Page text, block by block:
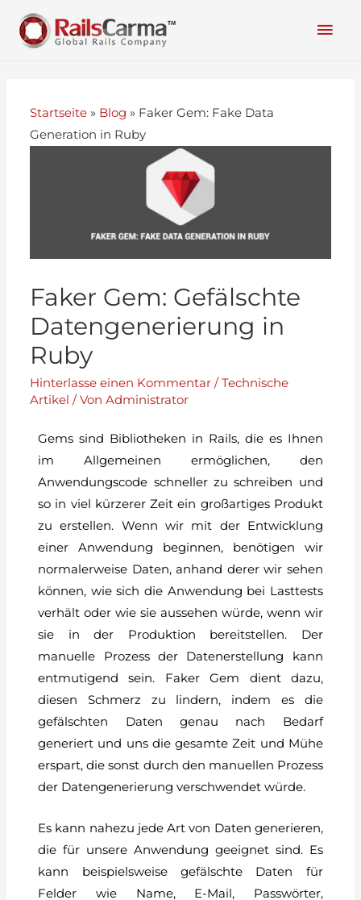
Startseite » Blog » Faker Gem: Fake Data
Generation in Ruby
Faker Gem: Gefälschte
Datengenerierung in
Ruby
Hinterlasse einen Kommentar /Technische
Artikel / VonAdministrator
Gems sind Bibliotheken in Rails, die es Ihnen
im Allgemeinen ermöglichen, den
Anwendungscode schneller zu schreiben und
so in viel kürzerer Zeit ein großartiges Produkt
zu erstellen. Wenn wir mit der Entwicklung
einer Anwendung beginnen, benötigen wir
normalerweise Daten, anhand derer wir sehen
können, wie sich die Anwendung bei Lasttests
verhält oder wie sie aussehen würde, wenn wir
sie in der Produktion bereitstellen. Der
manuelle Prozess der Datenerstellung kann
entmutigend sein. Faker Gem dient dazu,
diesen Schmerz zu lindern, indem es die
gefälschten Daten genau nach Bedarf
generiert und uns die gesamte Zeit und Mühe
erspart, die sonst durch den manuellen Prozess
der Datengenerierung verschwendet würde.
Es kann nahezu jede Art von Daten generieren,
die für unsere Anwendung geeignet sind. Es
kann beispielsweise gefälschte Daten für
Felder wie Name, E-Mail, Passwörter,